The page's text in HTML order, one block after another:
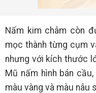
Nấm kim châm còn
mọc thành từng cụm
nhưng với kích thước
Mũ nấm hình bán
màu vàng và màu nâu